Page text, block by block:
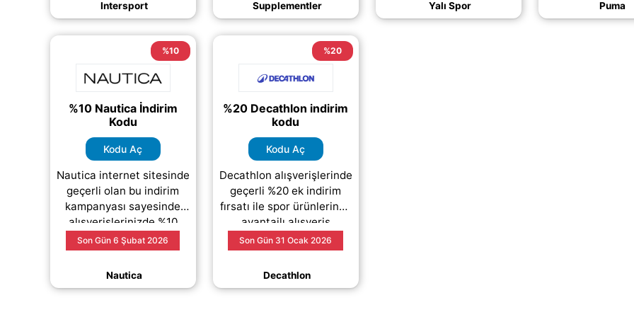
(daha&helliip;)
Intersport
kampanya
(daha&helliip;)
Supplementler Yalı Spor Puma
%10
%10 Nautica İndirim
Kodu
Kodu Aç
Nautica internet sitesinde
geçerli olan bu indirim
kampanyası sayesinde
alışverişlerinizde %10
indirim avantajından
yararlanabilirsiniz. Günlük
giyimden (daha&helliip;)
Son Gün 6 Şubat 2026
Nautica
%20
%20 Decathlon indirim
kodu
Kodu Aç
Decathlon alışverişlerinde
geçerli %20 ek indirim
fırsatı ile spor ürünlerinde
avantajlı alışveriş
yapabilirsiniz. Seçili
ürünlerde sunulan bu
kampanya
(daha&helliip;)
Son Gün 31 Ocak 2026
Decathlon